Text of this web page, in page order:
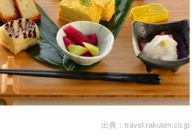
出典：travel.rakuten.co.jp